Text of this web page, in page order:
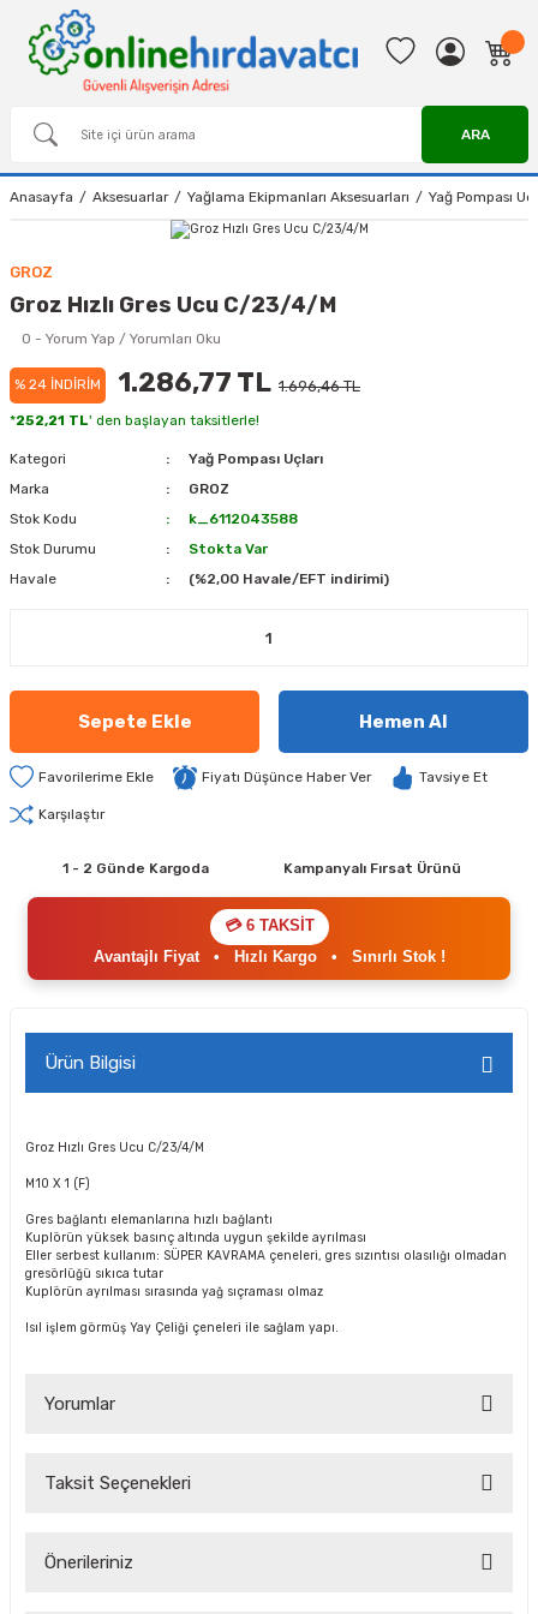
ARA
Anasayfa Aksesuarlar Yağlama Ekipmanları Aksesuarları Yağ Pompası
GROZ
Groz Hızlı Gres Ucu C/23/4/M
0 - Yorum Yap / Yorumları Oku
% 24 İNDİRİM 1.286,77 TL 1.696,46 TL
*252,21 TL' den başlayan taksitlerle!
Kategori
Yağ Pompası Uçları
Marka
GROZ
Stok Kodu
k_6112043588
Stok Durumu
Stokta Var
Havale
(%2,00 Havale/EFT indirimi)
Sepete Ekle Hemen Al
Fiyatı Düşünce Haber Ver Tavsiye Et
Karşılaştır
1 - 2 Günde Kargoda Kampanyalı Fırsat Ürünü
💳 6 TAKSİT
Avantajlı Fiyat• Hızlı Kargo• Sınırlı Stok !
Ürün Bilgisi
Groz Hızlı Gres Ucu C/23/4/M
M10 X 1 (F)
Gres bağlantı elemanlarına hızlı bağlantı
Kuplörün yüksek basınç altında uygun şekilde ayrılması
Eller serbest kullanım: SÜPER KAVRAMA çeneleri, gres sızıntısı olasılığı olmadan
gresörlüğü sıkıca tutar
Kuplörün ayrılması sırasında yağ sıçraması olmaz
Isıl işlem görmüş Yay Çeliği çeneleri ile sağlam yapı.
Yorumlar
Taksit Seçenekleri
Önerileriniz